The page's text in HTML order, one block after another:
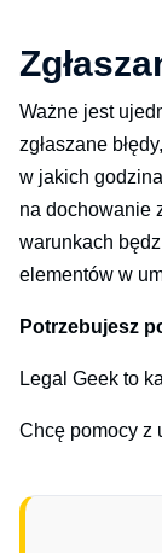
Ważne jest
zgłaszane
w jakich
na dochowanie
warunkach
elementów w
Potrzebujesz
Legal Geek to
Chcę pomocy z